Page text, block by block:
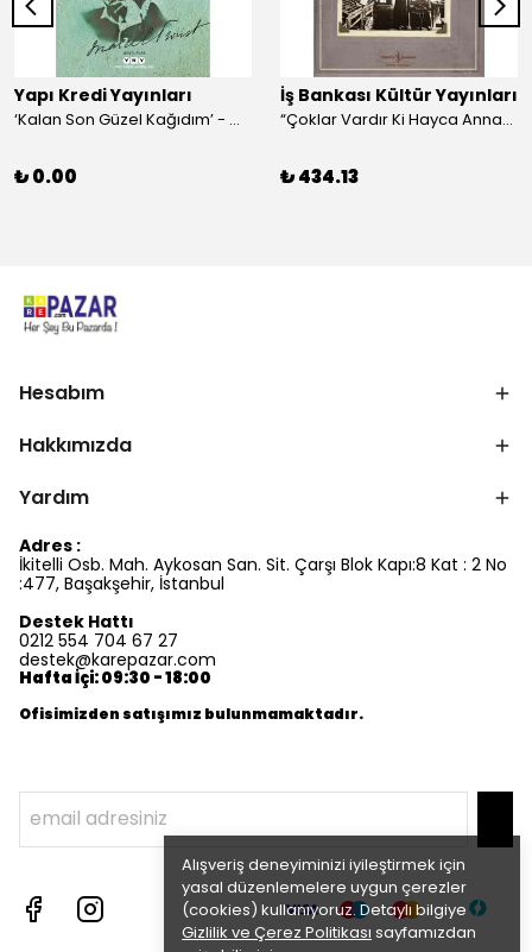
Alışveriş deneyiminizi iyileştirmek için
yasal düzenlemelere uygun çerezler
(cookies) kullanıyoruz. Detaylı bilgiye
Gizlilik ve Çerez Politikası sayfamızdan
Yapı Kredi Yayınları
‘Kalan Son Güzel Kağıdım’ - Marcel Proust
₺ 0.00
İş Bankası Kültür Yayınları
“Çoklar Vardır Ki Hayca Annamazlar!” - Gazanfer İbar
₺ 434.13
Hesabım
Hakkımızda
Yardım
Adres :
İkitelli Osb. Mah. Aykosan San. Sit. Çarşı Blok Kapı:8 Kat : 2 No
:477, Başakşehir, İstanbul
Destek Hattı
0212 554 704 67 27
destek@karepazar.com
Hafta İçi: 09:30 - 18:00
Ofisimizden satışımız bulunmamaktadır.